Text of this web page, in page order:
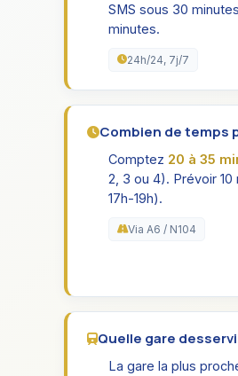
SMS sous 30
minutes.
24h/24, 7j/7
Combien de temps
Comptez 20 à 35
2, 3 ou 4). Prévoir
17h-19h).
Via A6 / N104
Quelle gare
La gare la plus